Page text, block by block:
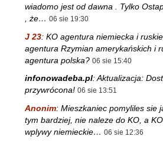
wiadomo jest od dawna . Tylko
, że… 06 sie 19:30
J 23: KO agentura niemiecka i
agentura Rzymian amerykańskich i
agentura polska? 06 sie 15:40
infonowadeba.pl:Aktualizacja:
przywrócona! 06 sie 13:51
Anonim: Mieszkaniec pomyliles sie
tym bardziej, nie naleze do KO, a
wplywy niemieckie… 06 sie 12:36